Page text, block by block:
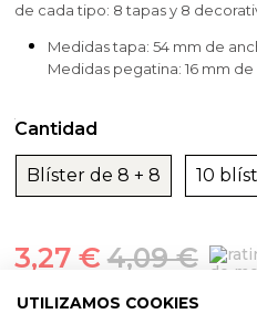
de cada tipo: 8 tapas y 8
Medidas tapa: 54 mm de
Medidas pegatina: 16 mm
Cantidad
Blíster de 8 + 8 10
4,09 €
3,27 €
de
UTILIZAMOS COOKIES